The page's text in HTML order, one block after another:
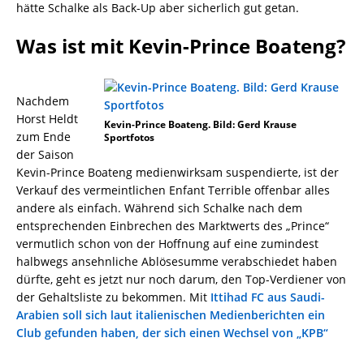
hätte Schalke als Back-Up aber sicherlich gut getan.
Was ist mit Kevin-Prince Boateng?
Kevin-Prince Boateng. Bild: Gerd Krause
Sportfotos
Nachdem
Horst Heldt
zum Ende
der Saison
Kevin-Prince Boateng medienwirksam suspendierte, ist der
Verkauf des vermeintlichen Enfant Terrible offenbar alles
andere als einfach. Während sich Schalke nach dem
entsprechenden Einbrechen des Marktwerts des „Prince“
vermutlich schon von der Hoffnung auf eine zumindest
halbwegs ansehnliche Ablösesumme verabschiedet haben
dürfte, geht es jetzt nur noch darum, den Top-Verdiener von
der Gehaltsliste zu bekommen. Mit Ittihad FC aus Saudi-
Arabien soll sich laut italienischen Medienberichten ein
Club gefunden haben, der sich einen Wechsel von „KPB“